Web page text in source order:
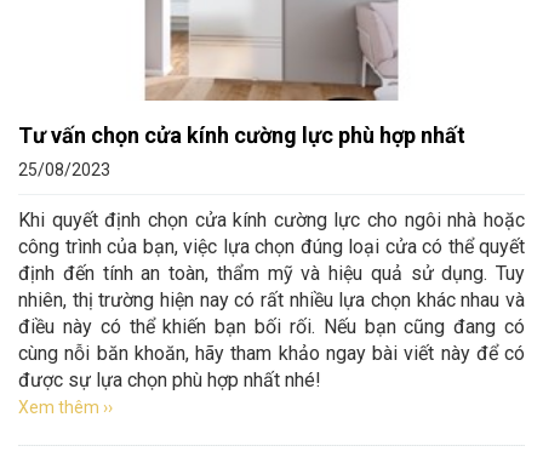
Tư vấn chọn cửa kính cường lực phù hợp nhất
25/08/2023
Khi quyết định chọn cửa kính cường lực cho ngôi nhà hoặc
công trình của bạn, việc lựa chọn đúng loại cửa có thể quyết
định đến tính an toàn, thẩm mỹ và hiệu quả sử dụng. Tuy
nhiên, thị trường hiện nay có rất nhiều lựa chọn khác nhau và
điều này có thể khiến bạn bối rối. Nếu bạn cũng đang có
cùng nỗi băn khoăn, hãy tham khảo ngay bài viết này để có
được sự lựa chọn phù hợp nhất nhé!
Xem thêm ››